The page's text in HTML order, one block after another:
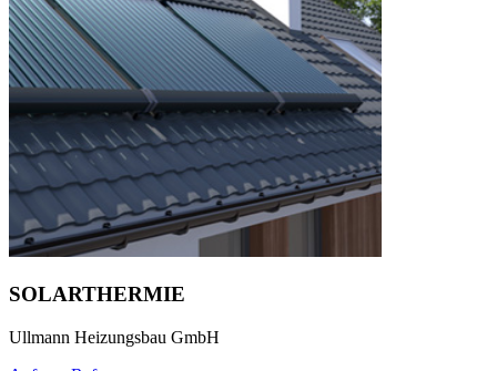
SOLARTHERMIE
Ullmann Heizungsbau GmbH